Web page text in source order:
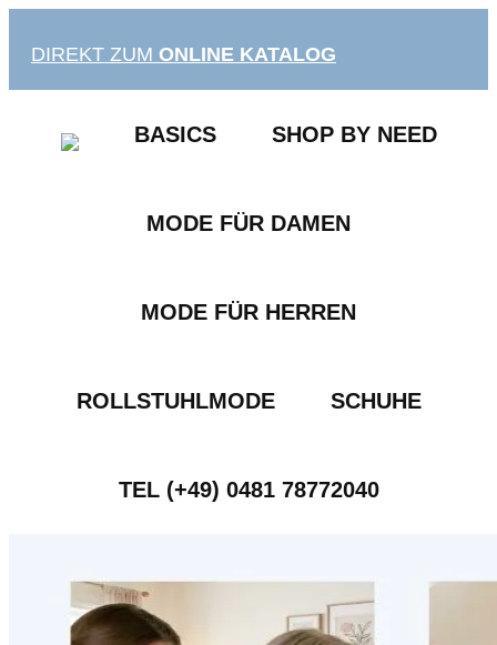
Inhalt
DIREKT ZUM ONLINE KATALOG
BASICS SHOP BY NEED
MODE FÜR DAMEN
MODE FÜR HERREN
ROLLSTUHLMODE SCHUHE
TEL (+49) 0481 78772040